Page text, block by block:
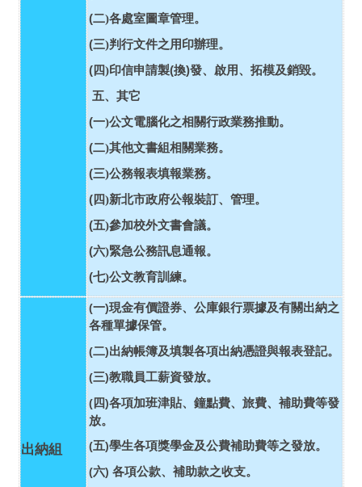
(二)各處室圖章管理。
(三)判行文件之用印辦理。
(四)印信申請製(換)發、啟用、拓模及銷毀。
五、其它
(一)公文電腦化之相關行政業務推動。
(二)其他文書組相關業務。
(三)公務報表填報業務。
(四)新北市政府公報裝訂、管理。
(五)參加校外文書會議。
(六)緊急公務訊息通報。
(七)公文教育訓練。
出納組
(一)現金有價證券、公庫銀行票據及有關出納之
各種單據保管。
(二)出納帳簿及填製各項出納憑證與報表登記。
(三)教職員工薪資發放。
(四)各項加班津貼、鐘點費、旅費、補助費等發
放。
(五)學生各項獎學金及公費補助費等之發放。
(六) 各項公款、補助款之收支。